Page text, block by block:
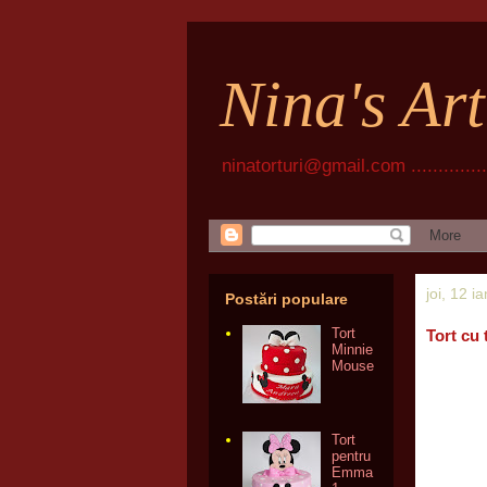
Nina's
ninatorturi@gmail.com
joi, 12
Tort cu
Postări populare
Tort
Minnie
Mouse
Tort
pentru
Emma